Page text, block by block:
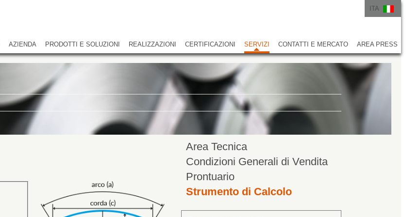
ITA
ENG
AZIENDA PRODOTTI E SOLUZIONI REALIZZAZIONI CERTIFICAZIONI SERVIZI CONTATTI E MERCATO AREA PRESS
Area Tecnica
Condizioni Generali di Vendita
Prontuario
Strumento di Calcolo